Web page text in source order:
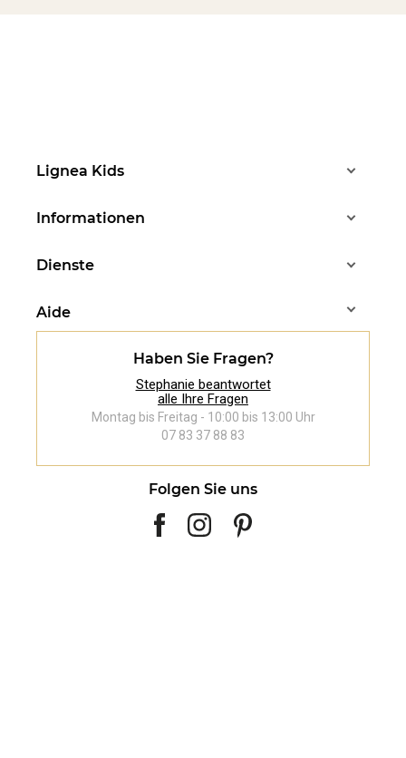
Lignea Kids
Informationen
Dienste
Aide
Haben Sie Fragen?
Stephanie beantwortet
alle Ihre Fragen
Montag bis Freitag - 10:00 bis 13:00 Uhr
07 83 37 88 83
Folgen Sie uns